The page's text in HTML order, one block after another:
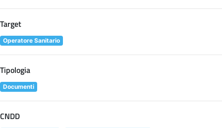
Target
Operatore Sanitario
Tipologia
Documenti
CNDD